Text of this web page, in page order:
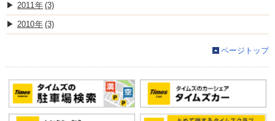
2011 (3)
2010 (3)
ページトップ